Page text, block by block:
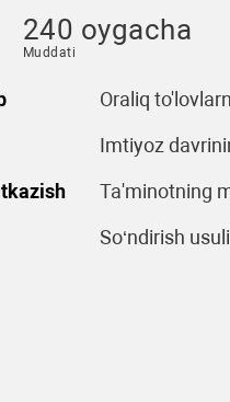
240 oygacha
Muddati
Oraliq
Imtiyoz
Ta'minotning
So‘ndirish